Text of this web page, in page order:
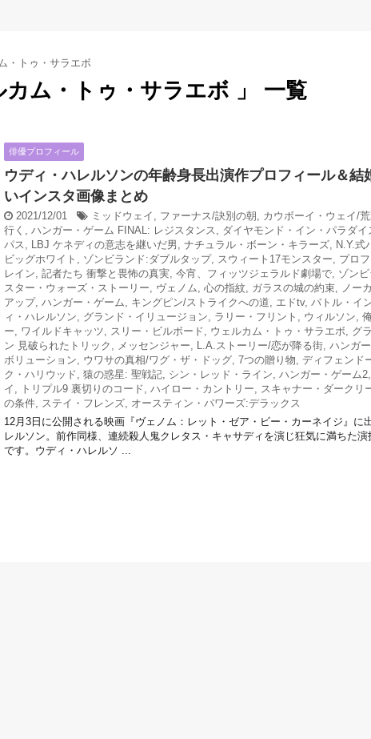
・トゥ・サラエボ
カム・トゥ・サラエボ 」 一覧
俳優プロフィール
ウディ・ハレルソンの年齢身長出演作プロフィール＆結
いインスタ画像まとめ
2021/12/01 ミッドウェイ , ファーナス/訣別の朝, カウボーイ・ウェイ/
行く , ハンガー・ゲーム FINAL: レジスタンス, ダイヤモンド・イン・パラダイ
パス, LBJ ケネディの意志を継いだ男 , ナチュラル・ボーン・キラーズ, N.Y.式
ビッグホワイト , ゾンビランド:ダブルタップ, スウィート17モンスター, プロ
レイン, 記者たち 衝撃と畏怖の真実, 今宵、フィッツジェラルド劇場で, ゾン
スター・ウォーズ・ストーリー, ヴェノム, 心の指紋, ガラスの城の約束, ノー
アップ, ハンガー・ゲーム, キングピン/ストライクへの道, エドtv, バトル・イ
ィ・ハレルソン, グランド・イリュージョン, ラリー・フリント , ウィルソン,
ー, ワイルドキャッツ, スリー・ビルボード, ウェルカム・トゥ・サラエボ, グ
ン 見破られたトリック , メッセンジャー, L.A.ストーリー/恋が降る街, ハンガ
ボリューション, ウワサの真相/ワグ・ザ・ドッグ, 7つの贈り物, ディフェンド
ク・ハリウッド, 猿の惑星: 聖戦記, シン・レッド・ライン, ハンガー・ゲーム2,
イ , トリプル9 裏切りのコード, ハイロー・カントリー, スキャナー・ダークリ
の条件, ステイ・フレンズ, オースティン・パワーズ:デラックス
12月3日に公開される映画『ヴェノム：レット・ゼア・ビー・カーネイジ』に
レルソン。前作同様、連続殺人鬼クレタス・キャサディを演じ狂気に満ちた
です。ウディ・ハレルソ ...